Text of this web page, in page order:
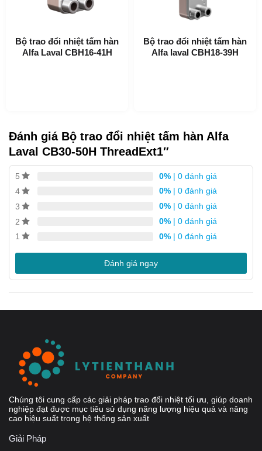
Làm nóng và làm mát hệ thống HVAC
Lợi ích của CB30-50H
Kích thước nhỏ gọn
Dễ lắp đặt
Yêu cầu bảo dưỡng thấp
Tất cả các bộ phận đều được kiểm tra áp suất và rò rỉ
Không có Ron
Bộ trao đổi nhiệt tấm hàn
Alfa Laval CBH16-41H
Bộ trao đổi nhiệt tấm hàn
Alfa laval CBH18-39H
Đánh giá Bộ trao đổi nhiệt tấm hàn Alfa
Laval CB30-50H ThreadExt1″
5 0% | 0 đánh giá
4
0% | 0 đánh giá
3
0% | 0 đánh giá
2
0% | 0 đánh giá
1
0% | 0 đánh giá
Đánh giá ngay
Chúng tôi cung cấp các giải pháp trao đổi nhiệt tối ưu, giúp doanh
nghiệp đạt được mục tiêu sử dụng năng lượng hiệu quả và nâng
cao hiệu suất trong hệ thống sản xuất
Giải Pháp